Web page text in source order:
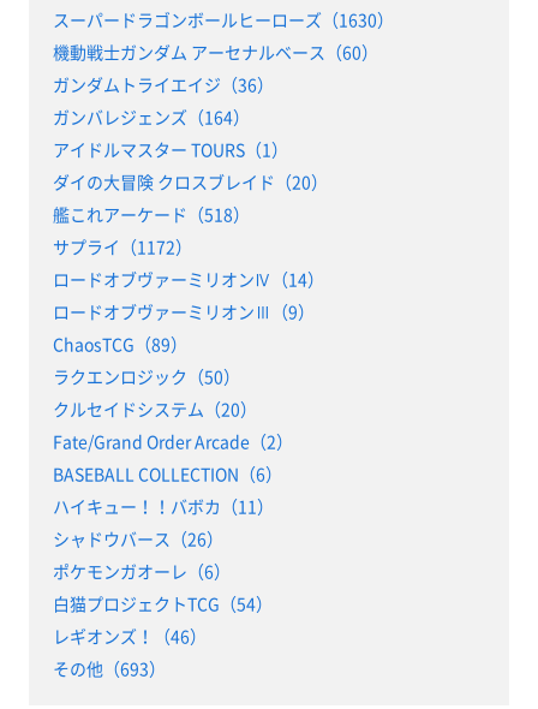
スーパードラゴンボールヒーローズ（1630）
機動戦士ガンダム アーセナルベース（60）
ガンダムトライエイジ（36）
ガンバレジェンズ（164）
アイドルマスター TOURS（1）
ダイの大冒険 クロスブレイド（20）
艦これアーケード（518）
サプライ（1172）
ロードオブヴァーミリオンⅣ（14）
ロードオブヴァーミリオンⅢ（9）
ChaosTCG（89）
ラクエンロジック（50）
クルセイドシステム（20）
Fate/Grand Order Arcade（2）
BASEBALL COLLECTION（6）
ハイキュー！！バボカ（11）
シャドウバース（26）
ポケモンガオーレ（6）
白猫プロジェクトTCG（54）
レギオンズ！（46）
その他（693）